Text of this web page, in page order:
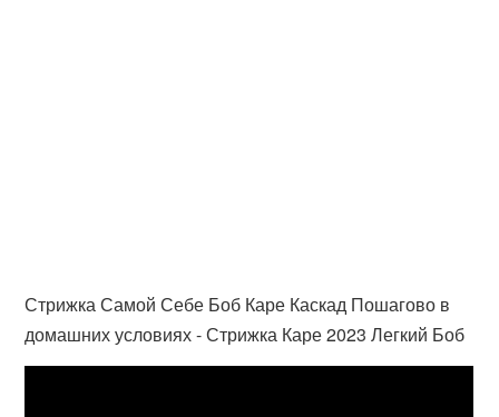
Стрижка Самой Себе Боб Каре Каскад Пошагово в
домашних условиях - Стрижка Каре 2023 Легкий Боб